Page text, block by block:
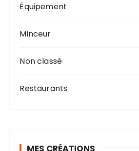
Équipement
Minceur
Non classé
Restaurants
MES CRÉATIONS